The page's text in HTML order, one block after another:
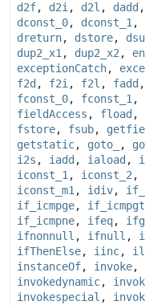
d2f, d2i , d2l , dadd ,
dconst_0, dconst_1 ,
dreturn, dstore,
dup2_x1 , dup2_x2 ,
exceptionCatch,
f2d , f2i , f2l , fadd ,
fconst_0, fconst_1 ,
fieldAccess , fload ,
fstore, fsub,
getstatic, goto_ ,
i2s , iadd , iaload ,
iconst_1 , iconst_2 ,
iconst_m1 , idiv,
if_icmpge, if_icmpgt
if_icmpne, ifeq,
ifnonnull , ifnull ,
ifThenElse, iinc,
instanceOf, invoke,
invokedynamic,
invokespecial ,